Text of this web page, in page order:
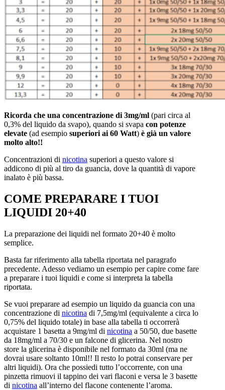
Ricorda che una concentrazione di 3mg/ml (pari circa al
0,3% del liquido da svapo), quando si svapa con potenze
elevate (ad esempio superiori ai 60 Watt) è già un valore
molto alto!!
Concentrazioni di nicotina superiori a questo valore si
addicono di più al tiro da guancia, dove la quantità di vapore
inalato è più bassa.
COME PREPARARE I TUOI
LIQUIDI 20+40
La preparazione dei liquidi nel formato 20+40 è molto
semplice.
Basta far riferimento alla tabella riportata nel paragrafo
precedente. Adesso vediamo un esempio per capire come fare
a preparare i tuoi liquidi e come si interpreta la tabella
riportata.
Se vuoi preparare ad esempio un liquido da guancia con una
concentrazione di nicotina di 7,5mg/ml (equivalente a circa lo
0,75% del liquido totale) in base alla tabella ti occorrerà
acquistare 1 basetta a 9mg/ml di nicotina a 50/50, due basette
da 18mg/ml a 70/30 e un falcone di glicerina. Nel nostro
store la glicerina è disponibile nel formato da 30ml (ma ne
dovrai usare soltanto 10ml!! Il resto lo potrai conservare per
altri liquidi). Ora che possiedi tutto l’occorrente, con una
pinzetta rimuovi il tappino dei vari flaconi e versa le 3 basette
di nicotina all’interno del flacone contenente l’aroma.